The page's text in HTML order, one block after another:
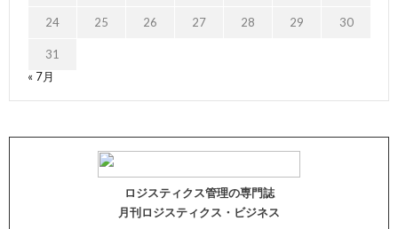
24 25 26 27 28 29 30
31
« 7月
ロジスティクス管理の専門誌
月刊ロジスティクス・ビジネス